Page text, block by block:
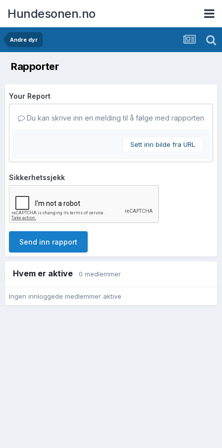
Hundesonen.no
Andre dyr
Rapporter
Your Report
Du kan skrive inn en melding til å følge med rapporten
Sett inn bilde fra URL
Sikkerhetssjekk
Send inn rapport
Hvem er aktive 0 medlemmer
Ingen innloggede medlemmer aktive